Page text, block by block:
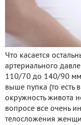
Что касается
артериального
110/70 до 140/90 мм
выше пупка (то есть
окружность живота
вопросе все очень
телосложения